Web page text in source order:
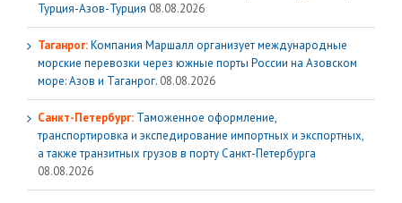
Турция-Азов-Турция 08.08.2026
Таганрог:Компания Маршалл организует международные
морские перевозки через южные порты России на Азовском
море: Азов и Таганрог. 08.08.2026
Санкт-Петербург: Таможенное оформление,
транспортировка и экспедирование импортных и экспортных,
а также транзитных грузов в порту Санкт-Петербурга
08.08.2026